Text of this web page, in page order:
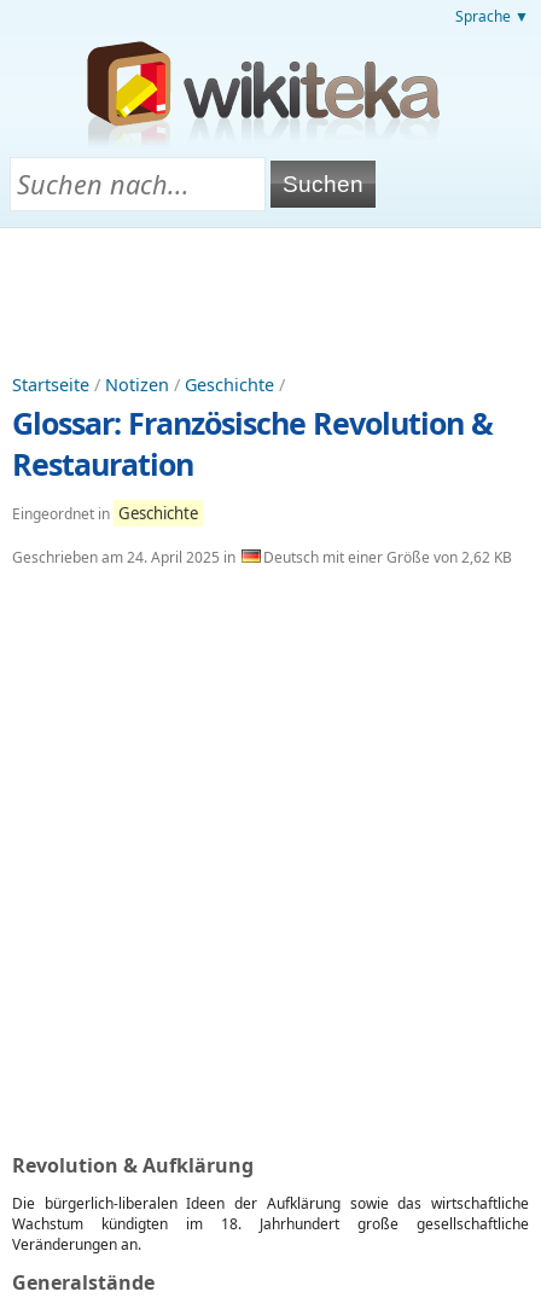
Sprache ▼
Startseite / Notizen / Geschichte /
Glossar: Französische Revolution &
Restauration
Eingeordnet in Geschichte
Geschrieben am24. April 2025 in Deutsch mit einer Größe von 2,62 KB
Revolution & Aufklärung
Die bürgerlich-liberalen Ideen der Aufklärung sowie das wirtschaftliche
Wachstum kündigten im 18. Jahrhundert große gesellschaftliche
Veränderungen an.
Generalstände